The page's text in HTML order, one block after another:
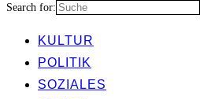
Search for:
KUL­TUR
POLI­TIK
SOZIA­LES